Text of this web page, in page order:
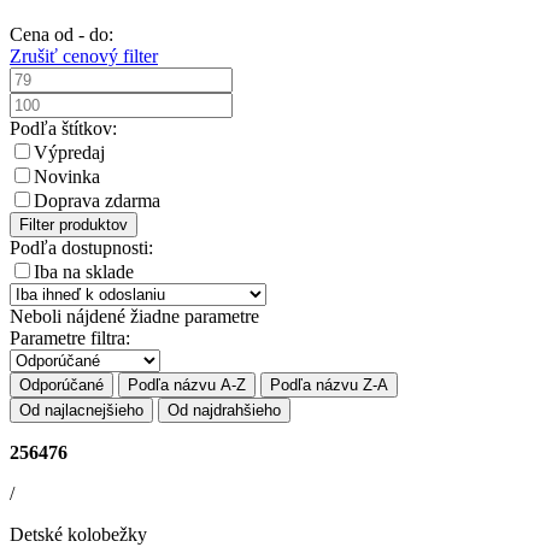
Cena od - do:
Zrušiť cenový filter
Podľa štítkov:
Výpredaj
Novinka
Doprava zdarma
Filter produktov
Podľa dostupnosti:
Iba na sklade
Neboli nájdené žiadne parametre
Parametre filtra:
Odporúčané Podľa názvu A-Z
Podľa názvu Z-A
Od najlacnejšieho
Od najdrahšieho
256476
/
Detské kolobežky